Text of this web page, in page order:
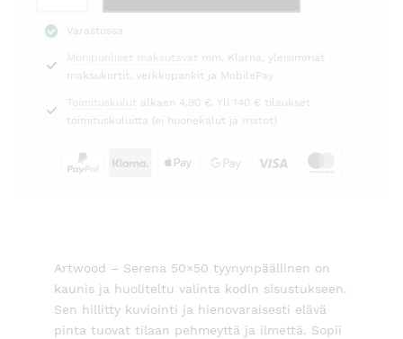
Artwood
määrä
Varastossa
Monipuoliset maksutavat mm. Klarna, yleisimmät
maksukortit, verkkopankit ja MobilePay
Toimituskulut alkaen 4,90 €. Yli 140 € tilaukset
toimituskuluitta (ei huonekalut ja matot)
Artwood – Serena 50×50 tyynynpäällinen on
kaunis ja huoliteltu valinta kodin sisustukseen.
Sen hillitty kuviointi ja hienovaraisesti elävä
pinta tuovat tilaan pehmeyttä ja ilmettä. Sopii